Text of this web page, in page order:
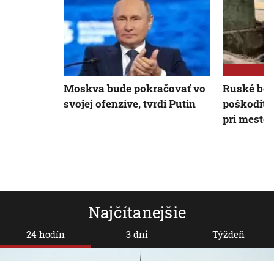
Najčítanejšie
24 hodín 3 dni Týždeň
Moskva bude pokračovať vo
svojej ofenzíve, tvrdí Putin
Ruské
poškodiť
pri meste